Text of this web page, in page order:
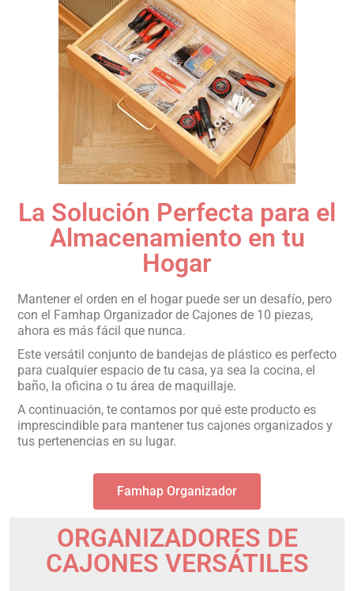
La Solución Perfecta para el
Almacenamiento en tu
Hogar
Mantener el orden en el hogar puede ser un desafío, pero
con el Famhap Organizador de Cajones de 10 piezas,
ahora es más fácil que nunca.
Este versátil conjunto de bandejas de plástico es perfecto
para cualquier espacio de tu casa, ya sea la cocina, el
baño, la oficina o tu área de maquillaje.
A continuación, te contamos por qué este producto es
imprescindible para mantener tus cajones organizados y
tus pertenencias en su lugar.
Famhap Organizador
ORGANIZADORES DE
CAJONES VERSÁTILES